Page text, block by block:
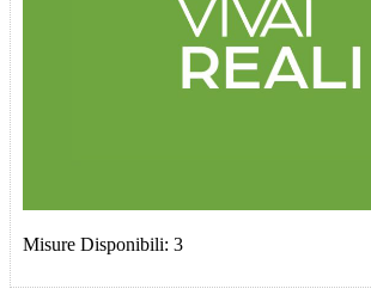
Misure Disponibili: 3